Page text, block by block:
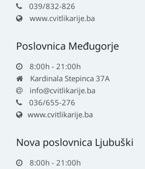
039/832-826
www.cvitlikarije.ba
Poslovnica Međugorje
8:00h - 21:00h
Kardinala Stepinca 37A
info@cvitlikarije.ba
036/655-276
www.cvitlikarije.ba
Nova poslovnica Ljubuški
8:00h - 21:00h